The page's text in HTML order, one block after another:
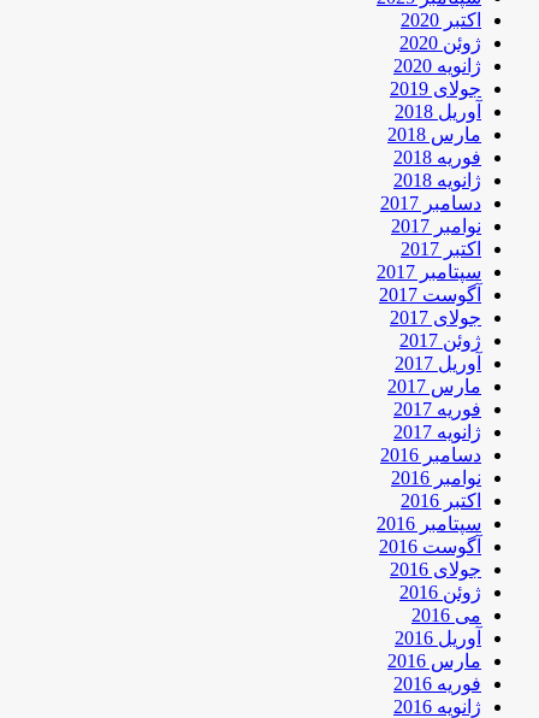
اکتبر 2020
ژوئن 2020
ژانویه 2020
جولای 2019
آوریل 2018
مارس 2018
فوریه 2018
ژانویه 2018
دسامبر 2017
نوامبر 2017
اکتبر 2017
سپتامبر 2017
آگوست 2017
جولای 2017
ژوئن 2017
آوریل 2017
مارس 2017
فوریه 2017
ژانویه 2017
دسامبر 2016
نوامبر 2016
اکتبر 2016
سپتامبر 2016
آگوست 2016
جولای 2016
ژوئن 2016
می 2016
آوریل 2016
مارس 2016
فوریه 2016
ژانویه 2016